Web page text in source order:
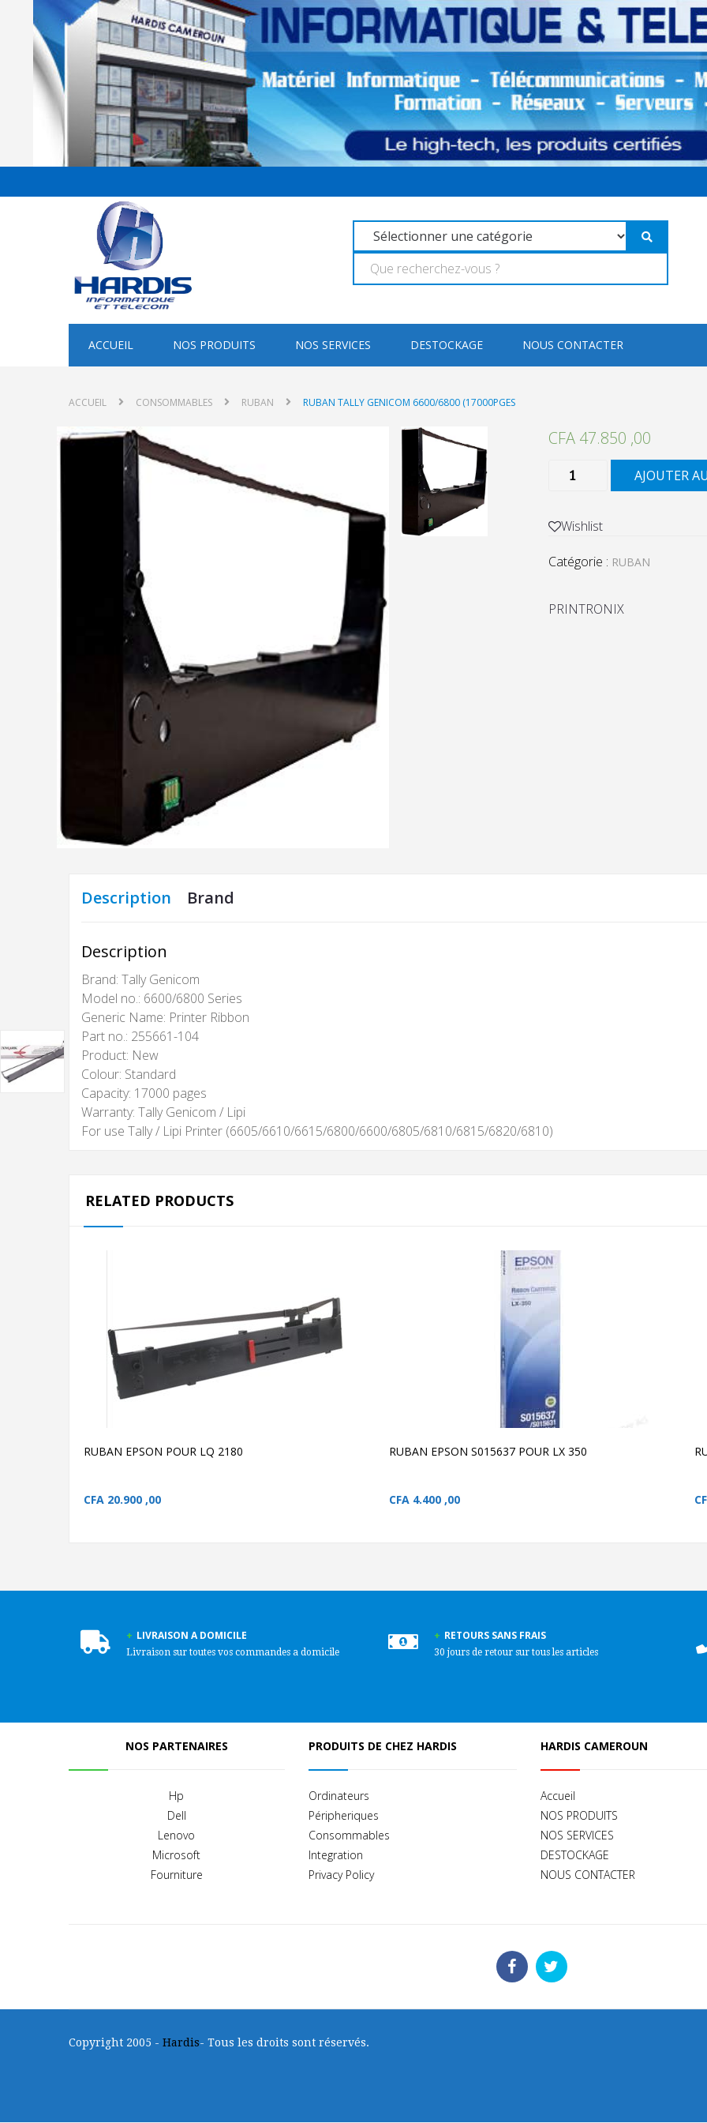
ACCUEIL NOS PRODUITS NOS SERVICES DESTOCKAGE NOUS CONTACTER
ACCUEIL CONSOMMABLES RUBAN RUBAN TALLY GENICOM 6600/6800 (17000PGES
CFA 47.850 ,00
quantité
TALLY
6600/6800
AJOUTER
Wishlist
Catégorie : RUBAN
PRINTRONIX
Description Brand
Description
Brand: Tally Genicom
Model no.: 6600/6800 Series
Generic Name: Printer Ribbon
Part no.: 255661-104
Product: New
Colour: Standard
Capacity: 17000 pages
Warranty: Tally Genicom / Lipi
For use Tally / Lipi Printer (6605/6610/6615/6800/6600/6805/6810/6815/6820/6810)
RELATED PRODUCTS
AJOUTER AU PANIER
RUBAN EPSON POUR
LQ 2180
RUBAN EPSON POUR LQ 2180
CFA 20.900 ,00
AJOUTER AU PANIER
RUBAN EPSON
S015637 POUR LX 350
RUBAN EPSON S015637 POUR LX 350
CFA 4.400 ,00
LIVRAISON A DOMICILE
Livraison sur toutes vos commandes a domicile
RETOURS SANS FRAIS
30 jours de retour sur tous les articles
NOS PARTENAIRES
Hp
Dell
Lenovo
Microsoft
Fourniture
PRODUITS DE CHEZ HARDIS
Ordinateurs
Péripheriques
Consommables
Integration
Privacy Policy
HARDIS CAMEROUN
Accueil
NOS PRODUITS
NOS SERVICES
DESTOCKAGE
NOUS CONTACTER
Copyright 2005 - Hardis- Tous les droits sont réservés.